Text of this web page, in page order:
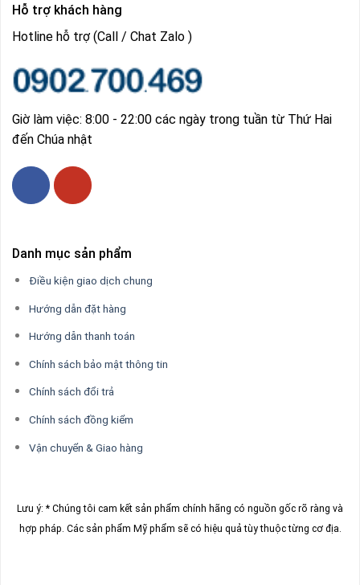
Hỗ trợ khách hàng
Hotline hỗ trợ (Call / Chat Zalo )
Giờ làm việc: 8:00 - 22:00 các ngày trong tuần từ Thứ Hai
đến Chúa nhật
Danh mục sản phẩm
Điều kiện giao dịch chung
Hướng dẫn đặt hàng
Hướng dẫn thanh toán
Chính sách bảo mật thông tin
Chính sách đổi trả
Chính sách đồng kiểm
Vận chuyển & Giao hàng
Lưu ý: * Chúng tôi cam kết sản phẩm chính hãng có nguồn gốc rõ ràng và
hợp pháp. Các sản phẩm Mỹ phẩm sẽ có hiệu quả tùy thuộc từng cơ địa.